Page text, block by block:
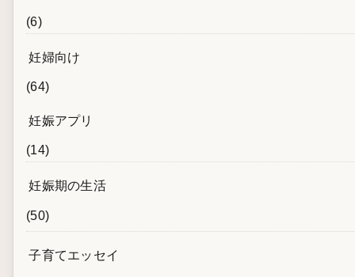
(6)
妊婦向け
(64)
妊娠アプリ
(14)
妊娠期の生活
(50)
子育てエッセイ